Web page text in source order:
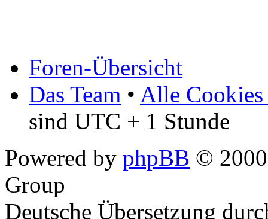
Foren-Übersicht
Das Team • Alle Cookies
sind UTC + 1 Stunde
Powered by phpBB ©
Group
Deutsche Übersetzung